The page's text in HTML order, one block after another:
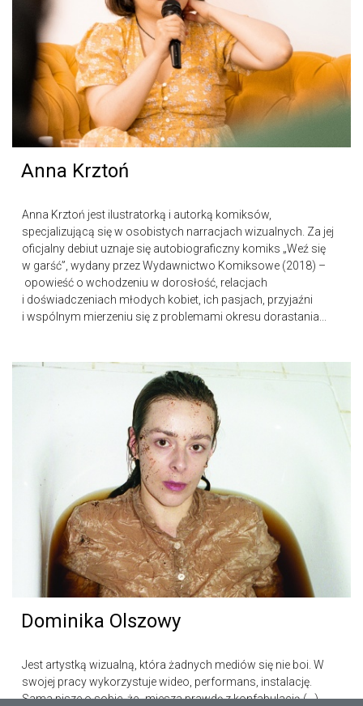
Anna Krztoń
Anna Krztoń jest ilustratorką i autorką komiksów,
specjalizującą się w osobistych narracjach wizualnych. Za jej
oficjalny debiut uznaje się autobiograficzny komiks „Weź się
w garść”, wydany przez Wydawnictwo Komiksowe (2018) –
opowieść o wchodzeniu w dorosłość, relacjach
i doświadczeniach młodych kobiet, ich pasjach, przyjaźni
i wspólnym mierzeniu się z problemami okresu dorastania...
Dominika Olszowy
Jest artystką wizualną, która żadnych mediów się nie boi. W
swojej pracy wykorzystuje wideo, performans, instalację.
Sama pisze o sobie, że „miesza prawdę z konfabulacją (…)